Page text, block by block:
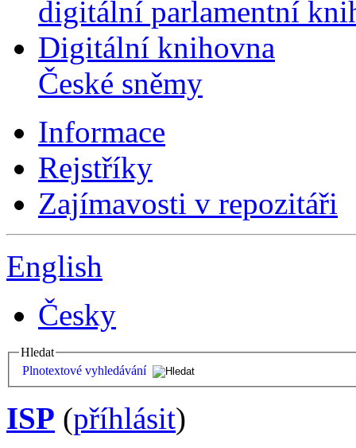
digitální parlamentní
Digitální knihovna
České sněmy
Informace
Rejstříky
Zajímavosti v repozitáři
English
Česky
Hledat
Plnotextové vyhledávání
ISP (příhlásit)